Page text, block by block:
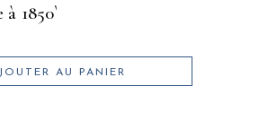
1850`
AU PANIER